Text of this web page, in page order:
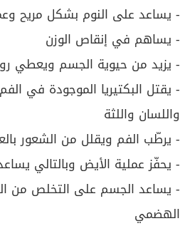
- يساعد على النوم بشكل مريح
- يساهم في إنقاص الوزن
- يزيد من حيوية الجسم ويعطي
- يقتل البكتيريا الموجودة في
واللسان واللثة
- يرطّب الفم ويقلل من الشعور
- يحفّز عملية الأيض وبالتالي
- يساعد الجسم على التخلص من
الهضمي